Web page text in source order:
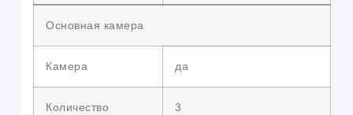
Основная камера
Камера да
Количество
3